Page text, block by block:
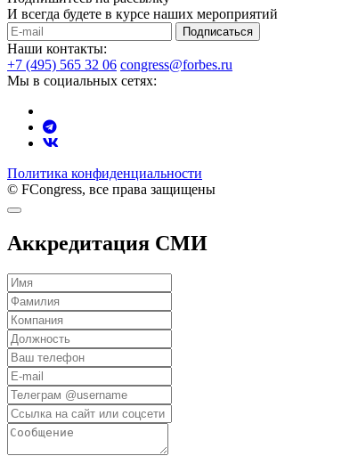
И всегда будете в курсе наших мероприятий
Подписаться
Наши контакты:
+7 (495) 565 32 06 congress@forbes.ru
Мы в социальных сетях:
Политика конфиденциальности
© FCongress, все права защищены
Аккредитация СМИ